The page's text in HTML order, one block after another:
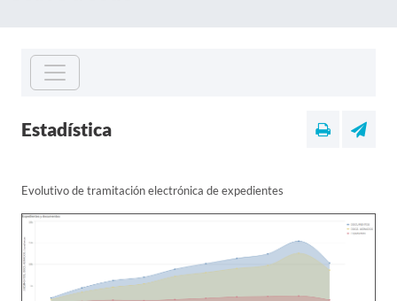
Estadística
Evolutivo de tramitación electrónica de expedientes